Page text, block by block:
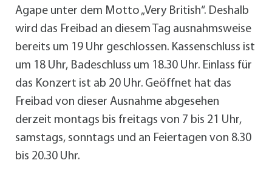
Agape unter dem Motto „Very British“. Deshalb
wird das Freibad an diesem Tag ausnahmsweise
bereits um 19 Uhr geschlossen. Kassenschluss ist
um 18 Uhr, Badeschluss um 18.30 Uhr. Einlass für
das Konzert ist ab 20 Uhr. Geöffnet hat das
Freibad von dieser Ausnahme abgesehen
derzeit montags bis freitags von 7 bis 21 Uhr,
samstags, sonntags und an Feiertagen von 8.30
bis 20.30 Uhr.